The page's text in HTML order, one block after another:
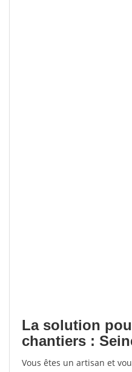
La solution
chantiers :
Vous êtes un artisan et